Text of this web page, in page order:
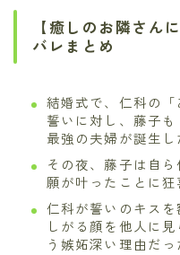
【癒しのお隣さん
バレまとめ
結婚式で、仁科の
誓いに対し、藤子も
最強の夫婦が誕生し
その夜、藤子は自
願が叶ったことに狂
仁科が誓いのキス
しがる顔を他人に
う嫉妬深い理由だっ